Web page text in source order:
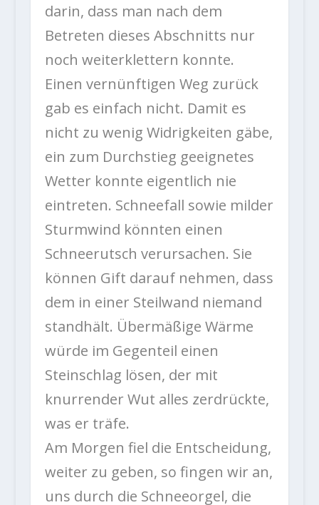
darin, dass man nach dem
Betreten dieses Abschnitts nur
noch weiterklettern konnte.
Einen vernünftigen Weg zurück
gab es einfach nicht. Damit es
nicht zu wenig Widrigkeiten gäbe,
ein zum Durchstieg geeignetes
Wetter konnte eigentlich nie
eintreten. Schneefall sowie milder
Sturmwind könnten einen
Schneerutsch verursachen. Sie
können Gift darauf nehmen, dass
dem in einer Steilwand niemand
standhält. Übermäßige Wärme
würde im Gegenteil einen
Steinschlag lösen, der mit
knurrender Wut alles zerdrückte,
was er träfe.
Am Morgen fiel die Entscheidung,
weiter zu geben, so fingen wir an,
uns durch die Schneeorgel, die